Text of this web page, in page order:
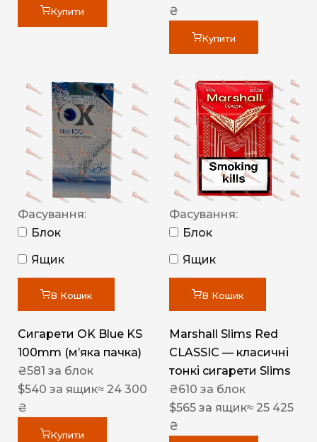
Купити
₴
Купити
Фасування:
Блок
Ящик
В Кошик
Сигарети OK Blue KS
100mm (м’яка пачка)
₴581 за блок
$540 за ящик≈ 24 300
₴
Купити
Фасування:
Блок
Ящик
В Кошик
Marshall Slims Red
CLASSIC — класичні
тонкі сигарети Slims
₴610 за блок
$565 за ящик≈ 25 425
₴